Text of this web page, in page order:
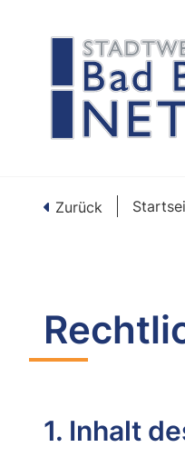
Zurück
1. Inhalt